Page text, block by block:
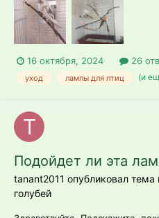
Сейчас уже нормализовался
вечерам довольн...
16 октября, 2024 26
уход лампы для птиц (и
Подойдет ли эта
tanant2011 опубликовал тема
голубей